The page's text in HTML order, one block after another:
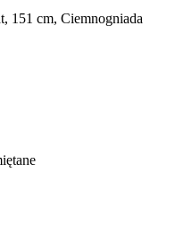
151 cm, Ciemnogniada